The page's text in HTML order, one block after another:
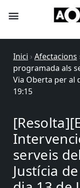
Inici › Afectacions
programada als
Via Oberta per al
19:15
serveis
Justícia